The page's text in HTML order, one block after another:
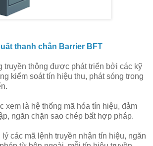
thanh chắn Barrier BFT
truyền thông được phát triển bởi các kỹ
kiểm soát tín hiệu thu, phát sóng trong
xem là hệ thống mã hóa tín hiệu, đảm
ngăn chặn sao chép bất hợp pháp.
các mã lệnh truyền nhận tín hiệu, ngăn